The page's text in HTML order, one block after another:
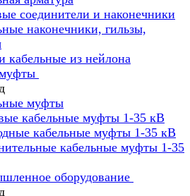
соединители и наконечники
наконечники, гильзы,
кабельные из нейлона
муфты
кабельные муфты 1-35 кВ
кабельные муфты 1-35 кВ
кабельные муфты 1-35
оборудование